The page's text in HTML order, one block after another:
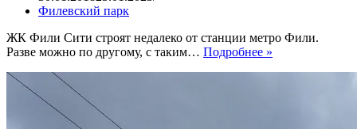
Филевский парк
ЖК Фили Сити строят недалеко от станции метро Фили.
Разве можно по другому, с таким… Подробнее »